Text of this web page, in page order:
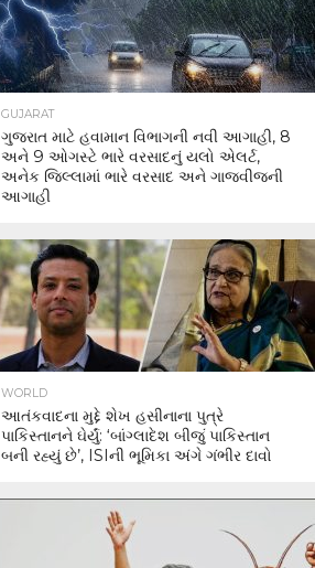
GUJARAT
ગુજરાત માટે હવામાન વિભાગની નવી આગાહી, 8
અને 9 ઓગસ્ટે ભારે વરસાદનું યલો એલર્ટ,
અનેક જિલ્લામાં ભારે વરસાદ અને ગાજવીજની
આગાહી
WORLD
આતંકવાદના મુદ્દે શેખ હસીનાના પુત્રે
પાકિસ્તાનને ઘેર્યું: ‘બાંગ્લાદેશ બીજું પાકિસ્તાન
બની રહ્યું છે’, ISIની ભૂમિકા અંગે ગંભીર દાવો